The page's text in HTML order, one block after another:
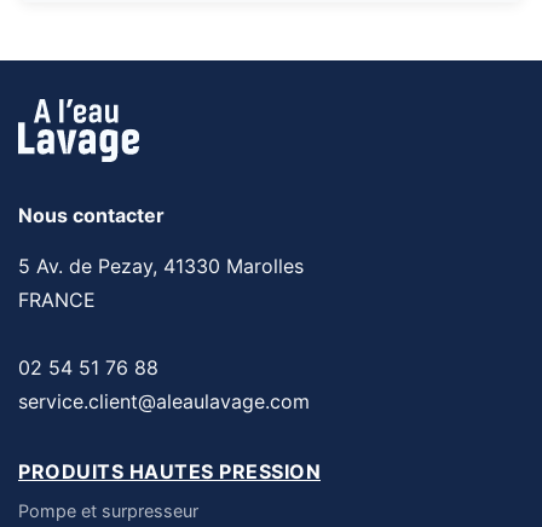
Nous contacter
5 Av. de Pezay, 41330 Marolles
FRANCE
02 54 51 76 88
service.client@aleaulavage.com
PRODUITS HAUTES PRESSION
Pompe et surpresseur